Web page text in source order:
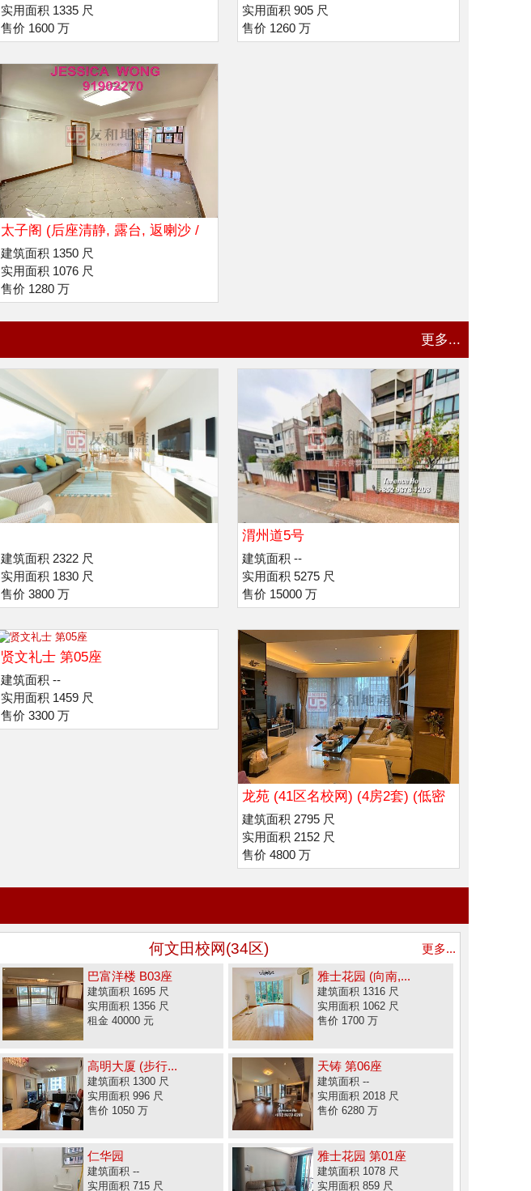
实用面积 1335 尺
售价 1600 万
实用面积 905 尺
售价 1260 万
太子阁 (后座清静, 露台, 返喇沙 /
玛利诺)
建筑面积 1350 尺
实用面积 1076 尺
售价 1280 万
更多...
建筑面积 2322 尺
实用面积 1830 尺
售价 3800 万
渭州道5号
建筑面积 --
实用面积 5275 尺
售价 15000 万
贤文礼士 第05座
建筑面积 --
实用面积 1459 尺
售价 3300 万
龙苑 (41区名校网) (4房2套) (低密
度)
建筑面积 2795 尺
实用面积 2152 尺
售价 4800 万
何文田校网(34区)
更多...
巴富洋楼 B03座
建筑面积 1695 尺
实用面积 1356 尺
租金 40000 元
雅士花园 (向南,...
建筑面积 1316 尺
实用面积 1062 尺
售价 1700 万
高明大厦 (步行...
建筑面积 1300 尺
实用面积 996 尺
售价 1050 万
天铸 第06座
建筑面积 --
实用面积 2018 尺
售价 6280 万
仁华园
建筑面积 --
实用面积 715 尺
雅士花园 第01座
建筑面积 1078 尺
实用面积 859 尺